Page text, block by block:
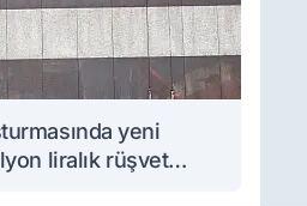
yeni
liralık rüşvet